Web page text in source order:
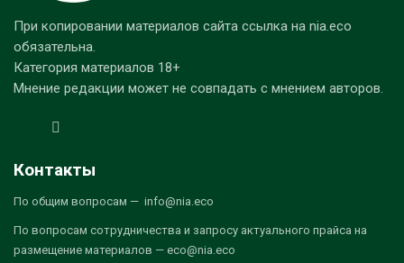
При копировании материалов сайта ссылка на nia.eco
обязательна.
Категория материалов 18+
Мнение редакции может не совпадать с мнением авторов.
Контакты
По общим вопросам — info@nia.eco
По вопросам сотрудничества и запросу актуального прайса на
размещение материалов — eco@nia.eco